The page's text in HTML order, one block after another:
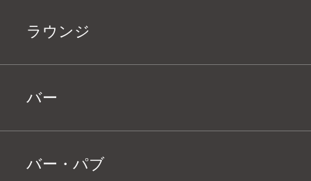
ラウンジ
バー
バー・パブ